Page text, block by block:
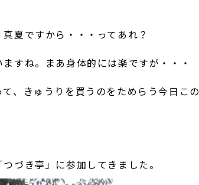
夏ですから・・・ってあれ？
すね。まあ身体的には楽ですが・・・
、きゅうりを買うのをためらう今日
づき亭」に参加してきました。